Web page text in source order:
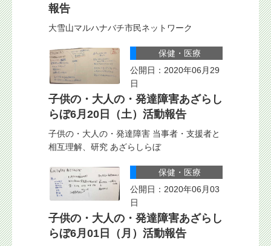
報告
大雪山マルハナバチ市民ネットワーク
保健・医療
公開日：2020年06月29
日
子供の・大人の・発達障害あざらし
らぼ6月20日（土）活動報告
子供の・大人の・発達障害 当事者・支援者と
相互理解、研究 あざらしらぼ
保健・医療
公開日：2020年06月03
日
子供の・大人の・発達障害あざらし
らぼ6月01日（月）活動報告